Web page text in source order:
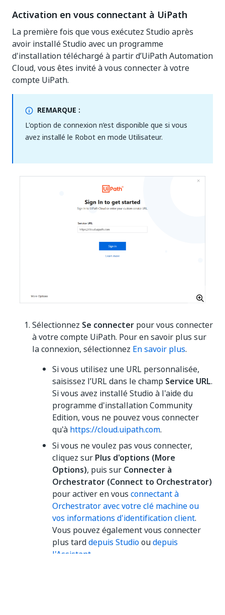
Activation en vous connectant à UiPath
La première fois que vous exécutez Studio après
avoir installé Studio avec un programme
d'installation téléchargé à partir d’UiPath Automation
Cloud, vous êtes invité à vous connecter à votre
compte UiPath.
REMARQUE :
L'option de connexion n’est disponible que si vous
avez installé le Robot en mode Utilisateur.
Sélectionnez Se connecter pour vous connecter
à votre compte UiPath. Pour en savoir plus sur
la connexion, sélectionnez En savoir plus.
Si vous utilisez une URL personnalisée,
saisissez l’URL dans le champ Service URL.
Si vous avez installé Studio à l'aide du
programme d'installation Community
Edition, vous ne pouvez vous connecter
qu'à https://cloud.uipath.com.
Si vous ne voulez pas vous connecter,
cliquez sur Plus d'options (More
Options), puis sur Connecter à
Orchestrator (Connect to Orchestrator)
pour activer en vous connectant à
Orchestrator avec votre clé machine ou
vos informations d'identification client.
Vous pouvez également vous connecter
plus tarddepuis Studiooudepuis
l'Assistant